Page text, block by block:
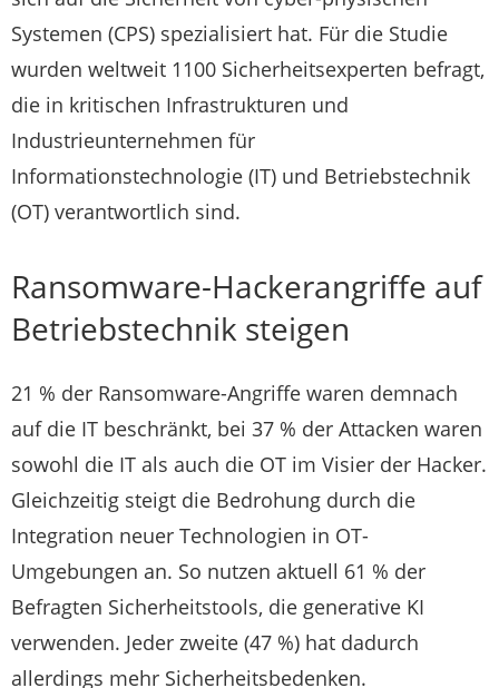
Systemen (CPS) spezialisiert hat. Für die Studie
wurden weltweit 1100 Sicherheitsexperten befragt,
die in kritischen Infrastrukturen und
Industrieunternehmen für
Informationstechnologie (IT) und Betriebstechnik
(OT) verantwortlich sind.
Ransomware-Hackerangriffe auf
Betriebstechnik steigen
21 % der Ransomware-Angriffe waren demnach
auf die IT beschränkt, bei 37 % der Attacken waren
sowohl die IT als auch die OT im Visier der Hacker.
Gleichzeitig steigt die Bedrohung durch die
Integration neuer Technologien in OT-
Umgebungen an. So nutzen aktuell 61 % der
Befragten Sicherheitstools, die generative KI
verwenden. Jeder zweite (47 %) hat dadurch
allerdings mehr Sicherheitsbedenken.